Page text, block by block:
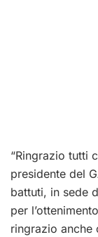
“Ringrazio tutti
presidente del
battuti, in sede
per
ringrazio anche